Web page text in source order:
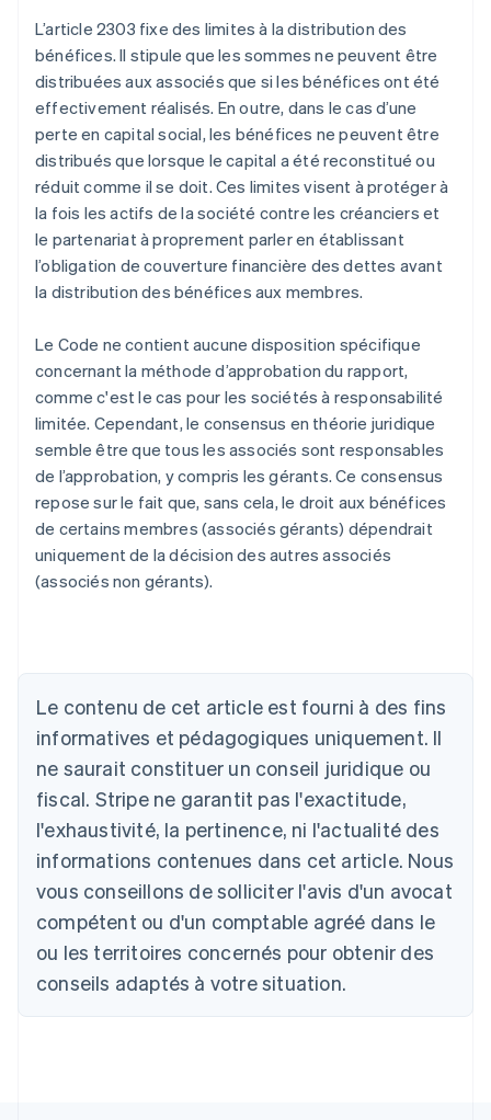
L’article 2303 fixe des limites à la distribution des
bénéfices. Il stipule que les sommes ne peuvent être
distribuées aux associés que si les bénéfices ont été
effectivement réalisés. En outre, dans le cas d’une
perte en capital social, les bénéfices ne peuvent être
distribués que lorsque le capital a été reconstitué ou
réduit comme il se doit. Ces limites visent à protéger à
la fois les actifs de la société contre les créanciers et
le partenariat à proprement parler en établissant
l’obligation de couverture financière des dettes avant
la distribution des bénéfices aux membres.
Le Code ne contient aucune disposition spécifique
concernant la méthode d’approbation du rapport,
comme c'est le cas pour les sociétés à responsabilité
limitée. Cependant, le consensus en théorie juridique
semble être que tous les associés sont responsables
de l’approbation, y compris les gérants. Ce consensus
repose sur le fait que, sans cela, le droit aux bénéfices
de certains membres (associés gérants) dépendrait
uniquement de la décision des autres associés
(associés non gérants).
Le contenu de cet article est fourni à des fins
informatives et pédagogiques uniquement. Il
ne saurait constituer un conseil juridique ou
fiscal. Stripe ne garantit pas l'exactitude,
l'exhaustivité, la pertinence, ni l'actualité des
informations contenues dans cet article. Nous
vous conseillons de solliciter l'avis d'un avocat
compétent ou d'un comptable agréé dans le
ou les territoires concernés pour obtenir des
conseils adaptés à votre situation.
DeutschEnglish
English
Autriche
Deutsch English
Belgique
NederlandsFrançaisDeutschEnglish
Brésil
Bulgarie
English
Canada
English Français
Chine continentale